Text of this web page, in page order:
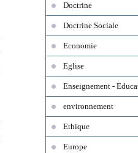
Doctrine
Doctrine Sociale
Economie
Eglise
Enseignement -
environnement
Ethique
Europe